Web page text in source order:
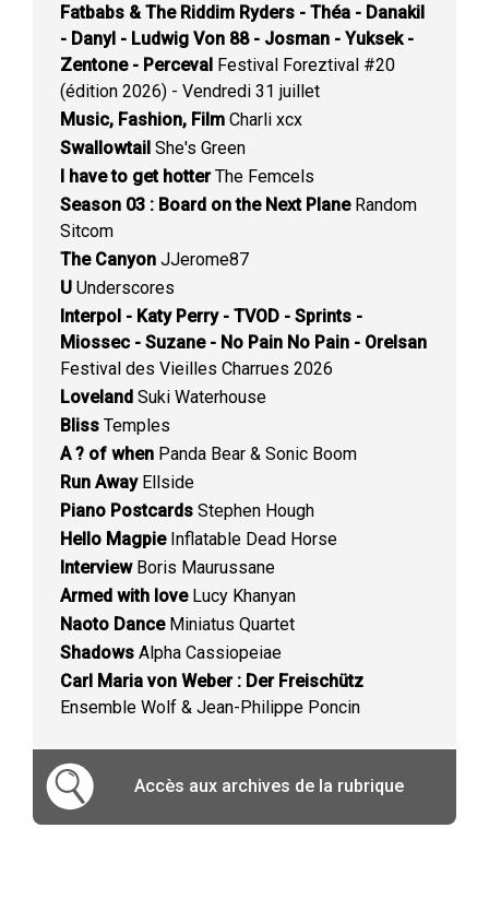
Fatbabs & The Riddim Ryders - Théa - Danakil
- Danyl - Ludwig Von 88 - Josman - Yuksek -
Zentone - Perceval Festival Foreztival #20
(édition 2026) - Vendredi 31 juillet
Music, Fashion, Film Charli xcx
Swallowtail She's Green
I have to get hotterThe Femcels
Season 03 : Board on the Next PlaneRandom
Sitcom
The Canyon JJerome87
U Underscores
Interpol - Katy Perry - TVOD - Sprints -
Miossec - Suzane - No Pain No Pain - Orelsan
Festival des Vieilles Charrues 2026
Loveland Suki Waterhouse
Bliss Temples
A ? of when Panda Bear & Sonic Boom
Run AwayEllside
Piano Postcards Stephen Hough
Hello MagpieInflatable Dead Horse
InterviewBoris Maurussane
Armed with loveLucy Khanyan
Naoto DanceMiniatus Quartet
Shadows Alpha Cassiopeiae
Carl Maria von Weber : Der Freischütz
Ensemble Wolf & Jean-Philippe Poncin
Accès aux archives de la rubrique